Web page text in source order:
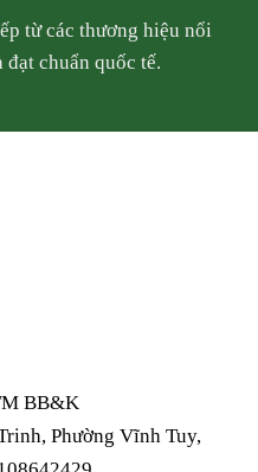
từ các thương hiệu nổi
đạt chuẩn quốc tế.
BB&K
Phường Vĩnh Tuy,